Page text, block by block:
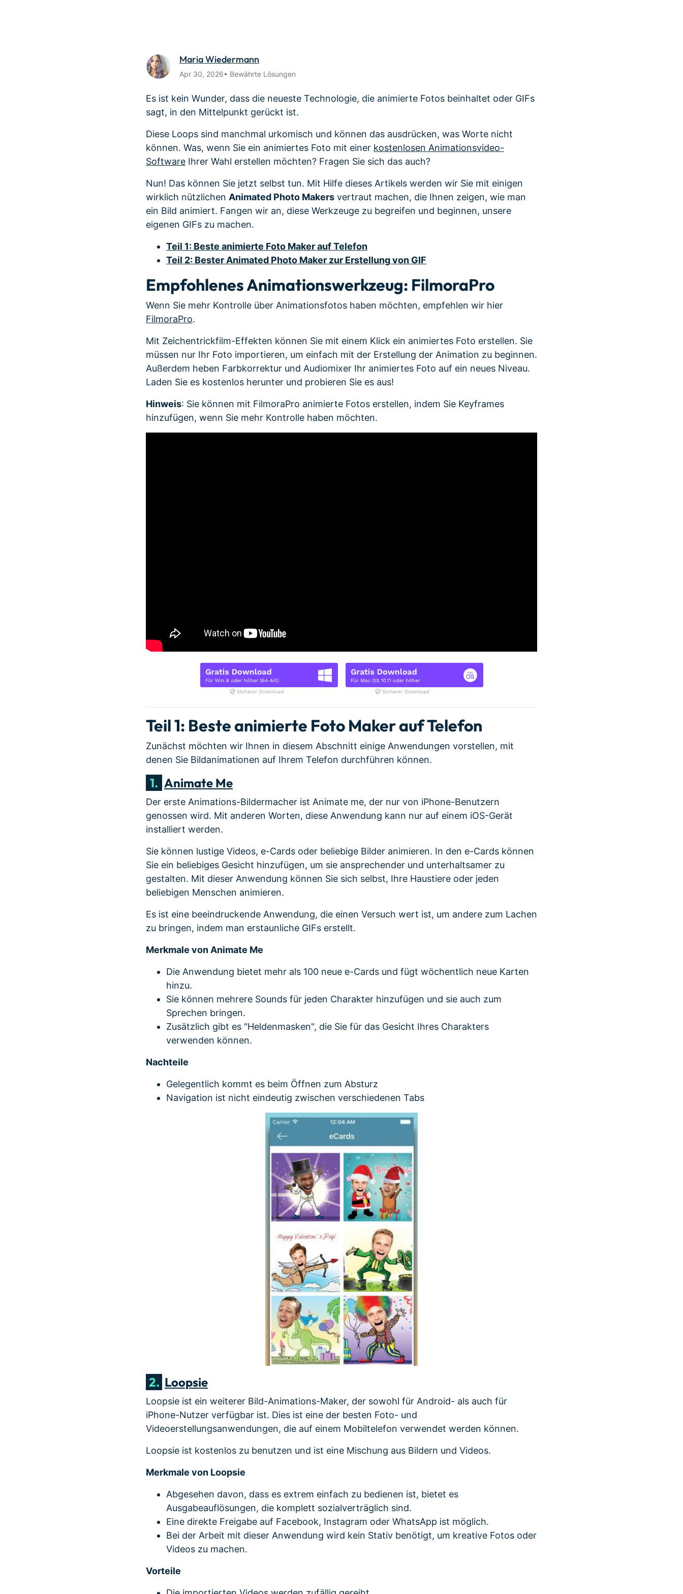
Maria Wiedermann
Apr 30, 2026• Bewährte Lösungen
Es ist kein Wunder, dass die neueste Technologie, die animierte Fotos beinhaltet oder GIFs
sagt, in den Mittelpunkt gerückt ist.
Diese Loops sind manchmal urkomisch und können das ausdrücken, was Worte nicht
können. Was, wenn Sie ein animiertes Foto mit einer kostenlosen Animationsvideo-
Software Ihrer Wahl erstellen möchten? Fragen Sie sich das auch?
Nun! Das können Sie jetzt selbst tun. Mit Hilfe dieses Artikels werden wir Sie mit einigen
wirklich nützlichen Animated Photo Makers vertraut machen, die Ihnen zeigen, wie man
ein Bild animiert. Fangen wir an, diese Werkzeuge zu begreifen und beginnen, unsere
eigenen GIFs zu machen.
Teil 1: Beste animierte Foto Maker auf Telefon
Teil 2: Bester Animated Photo Maker zur Erstellung von GIF
Empfohlenes Animationswerkzeug: FilmoraPro
Wenn Sie mehr Kontrolle über Animationsfotos haben möchten, empfehlen wir hier
FilmoraPro.
Mit Zeichentrickfilm-Effekten können Sie mit einem Klick ein animiertes Foto erstellen. Sie
müssen nur Ihr Foto importieren, um einfach mit der Erstellung der Animation zu beginnen.
Außerdem heben Farbkorrektur und Audiomixer Ihr animiertes Foto auf ein neues Niveau.
Laden Sie es kostenlos herunter und probieren Sie es aus!
Hinweis: Sie können mit FilmoraPro animierte Fotos erstellen, indem Sie Keyframes
hinzufügen, wenn Sie mehr Kontrolle haben möchten.
Teil 1: Beste animierte Foto Maker auf Telefon
Zunächst möchten wir Ihnen in diesem Abschnitt einige Anwendungen vorstellen, mit
denen Sie Bildanimationen auf Ihrem Telefon durchführen können.
1. Animate Me
Der erste Animations-Bildermacher ist Animate me, der nur von iPhone-Benutzern
genossen wird. Mit anderen Worten, diese Anwendung kann nur auf einem iOS-Gerät
installiert werden.
Sie können lustige Videos, e-Cards oder beliebige Bilder animieren. In den e-Cards können
Sie ein beliebiges Gesicht hinzufügen, um sie ansprechender und unterhaltsamer zu
gestalten. Mit dieser Anwendung können Sie sich selbst, Ihre Haustiere oder jeden
beliebigen Menschen animieren.
Es ist eine beeindruckende Anwendung, die einen Versuch wert ist, um andere zum Lachen
zu bringen, indem man erstaunliche GIFs erstellt.
Merkmale von Animate Me
Die Anwendung bietet mehr als 100 neue e-Cards und fügt wöchentlich neue Karten
hinzu.
Sie können mehrere Sounds für jeden Charakter hinzufügen und sie auch zum
Sprechen bringen.
Zusätzlich gibt es "Heldenmasken", die Sie für das Gesicht Ihres Charakters
verwenden können.
Nachteile
Gelegentlich kommt es beim Öffnen zum Absturz
Navigation ist nicht eindeutig zwischen verschiedenen Tabs
2. Loopsie
Loopsie ist ein weiterer Bild-Animations-Maker, der sowohl für Android- als auch für
iPhone-Nutzer verfügbar ist. Dies ist eine der besten Foto- und
Videoerstellungsanwendungen, die auf einem Mobiltelefon verwendet werden können.
Loopsie ist kostenlos zu benutzen und ist eine Mischung aus Bildern und Videos.
Merkmale von Loopsie
Abgesehen davon, dass es extrem einfach zu bedienen ist, bietet es
Ausgabeauflösungen, die komplett sozialverträglich sind.
Eine direkte Freigabe auf Facebook, Instagram oder WhatsApp ist möglich.
Bei der Arbeit mit dieser Anwendung wird kein Stativ benötigt, um kreative Fotos oder
Videos zu machen.
Vorteile